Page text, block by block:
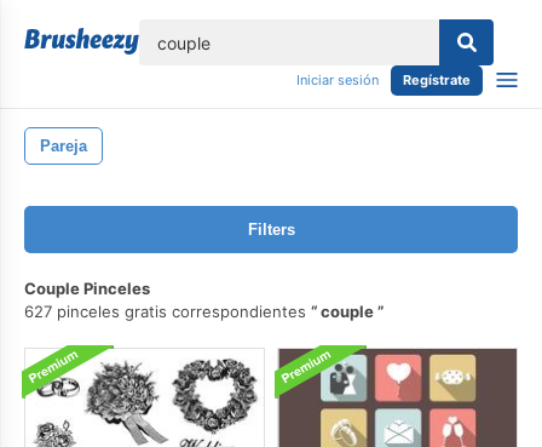
Iniciar sesión Regístrate
Pareja
Filters
Couple Pinceles
627 pinceles gratis correspondientes
couple